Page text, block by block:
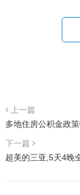
上一篇
多地住房公积金政
下一篇
超美的三亚,5天4晚